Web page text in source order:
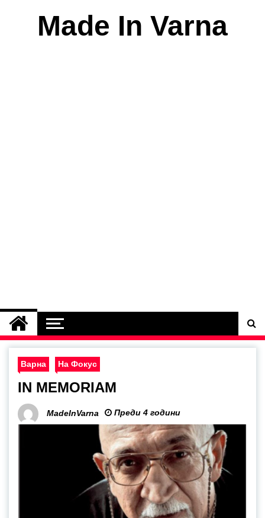
Made In Varna
Варна На Фокус
IN MEMORIAM
MadeInVarna Преди 4 години